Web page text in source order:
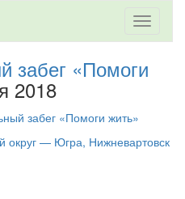
Toggle
забег «Помоги
2018
забег «Помоги жить»
округ — Югра, Нижневартовск